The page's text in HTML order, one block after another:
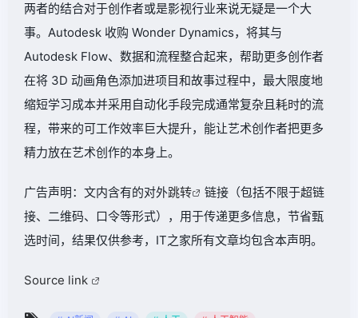
两者的结合对于创作者或是影视行业来说无疑是一个大
事。Autodesk 收购 Wonder Dynamics，将其与
Autodesk Flow、数据和流程整合起来，帮助更多创作者
在将 3D 动画角色添加进项目和故事过程中，最大限度地
缩短学习成本并采用自动化手段完成通常复杂且耗时的流
程，带来的可工作效率巨大提升，能让艺术创作者把更多
精力放在艺术创作的本身上。
广告声明：文内含有的对外跳转
链接（包括不限于超链
接、二维码、口令等形式），用于传递更多信息，节省甄
选时间，结果仅供参考，IT之家所有文章均包含本声明。
Source link